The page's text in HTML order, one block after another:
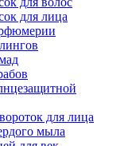
для лица
для лица
мыла